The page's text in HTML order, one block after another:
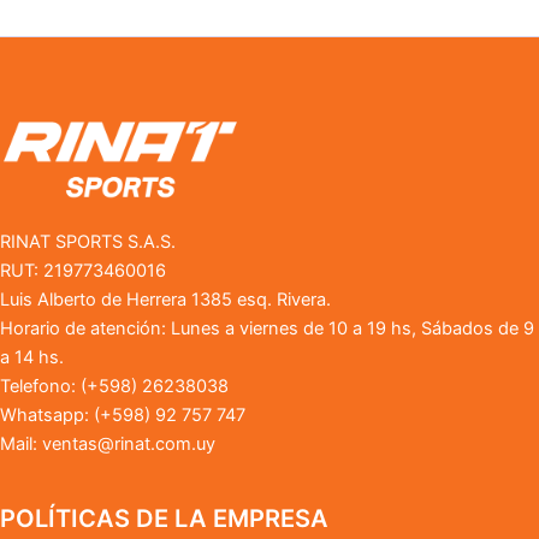
RINAT SPORTS S.A.S.
RUT: 219773460016
Luis Alberto de Herrera 1385 esq. Rivera.
Horario de atención: Lunes a viernes de 10 a 19 hs, Sábados de 9
a 14 hs.
Telefono: (+598) 26238038
Whatsapp: (+598) 92 757 747
Mail: ventas@rinat.com.uy
POLÍTICAS DE LA EMPRESA